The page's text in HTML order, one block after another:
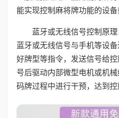
能实现控制麻将牌功能的设备
蓝牙或无线信号控制原
蓝牙或无线信号与手机等设
好牌型等指令，发送信号给
号后驱动内部微型电机或机械
码牌过程中进行干预，达到控